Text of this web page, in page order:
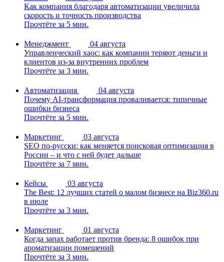
Как компания благодаря автоматизации увеличила
скорость и точность производства
Прочтёте за 5 мин.
Менеджмент
04 августа
Управленческий хаос: как компании теряют деньги и
клиентов из-за внутренних проблем
Прочтёте за 3 мин.
Автоматизация
04 августа
Почему AI-трансформация проваливается: типичные
ошибки бизнеса
Прочтёте за 5 мин.
Маркетинг
03 августа
SEO по-русски: как меняется поисковая оптимизация в
России – и что с ней будет дальше
Прочтёте за 7 мин.
Кейсы
03 августа
The Best: 12 лучших статей о малом бизнесе на Biz360.ru
в июле
Прочтёте за 3 мин.
Маркетинг
01 августа
Когда запах работает против бренда: 8 ошибок при
ароматизации помещений
Прочтёте за 3 мин.